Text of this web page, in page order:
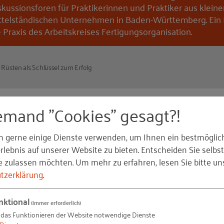
für Praktikerinnen und Praktiker aus
Unternehmen in Baden-Württemberg. Ein
Praxis des Arbeitskreises Fertigungsorganisation.
als Schlüssel zum Erfolg
BW Arbeitskreises Fertigungsorganisationbei der
Rüsten. Referent war Clemens Mayer. Der
Neuland auf dem Hainbuch Campus. Das ist
und Vorführungen stattfinden. Er führte die
durch die Räumlichkeiten.
im Mittelstand wichtiger denn je“, weiß
"Cookies" gesagt?!
gerne einige Dienste verwenden, um Ihnen ein
auf unserer Website zu bieten. Entscheiden Sie
zulassen möchten.Um mehr zu erfahren, lesen Sie bitte
.
(immer erforderlich)
Funktionieren der Website notwendige Dienste